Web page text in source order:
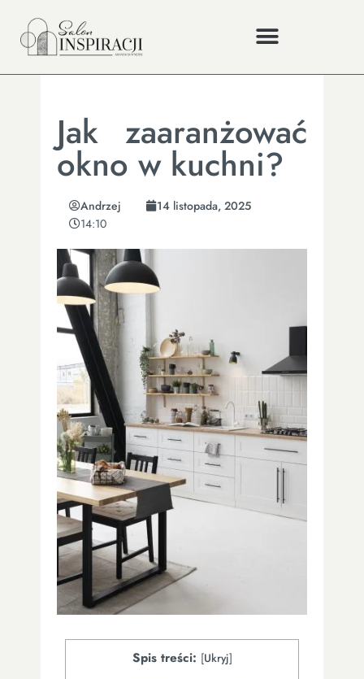
Jak zaaranżować
okno w kuchni?
Andrzej
14 listopada, 2025
14:10
Spis treści: [Ukryj]